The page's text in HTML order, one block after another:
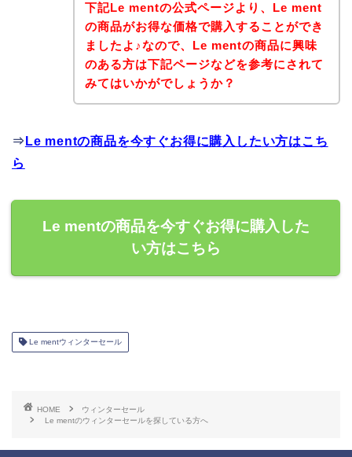
下記Le mentの公式ページより、Le ment
の商品がお得な価格で購入することができ
ましたよ♪なので、Le mentの商品に興味
のある方は下記ページなどを参考にされて
みてはいかがでしょうか？
⇒ Le mentの商品を今すぐお得に購入したい方はこち
ら
Le mentの商品を今すぐお得に購入した
い方はこちら
Le mentウィンターセール
HOME
ウィンターセール
Le mentのウィンターセールを探している方へ